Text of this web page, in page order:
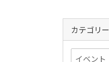
カテゴリー